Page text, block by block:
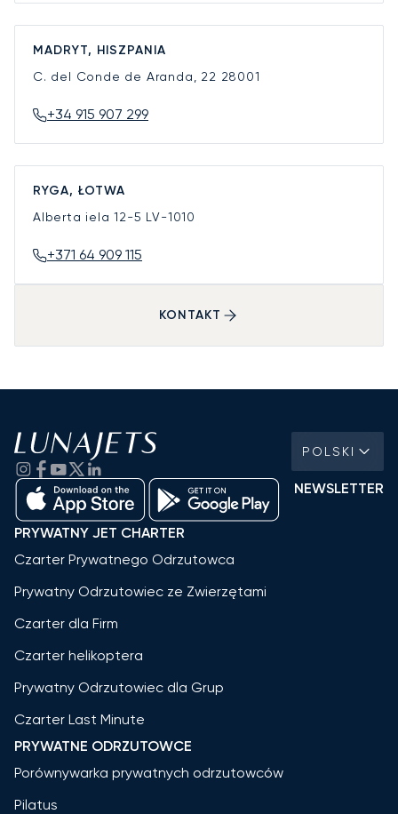
MADRYT, HISZPANIA
C. del Conde de Aranda, 22 28001
+34 915 907 299
RYGA, ŁOTWA
Alberta iela 12-5 LV-1010
+371 64 909 115
KONTAKT
POLSKI
NEWSLETTER
PRYWATNY JET CHARTER
Czarter Prywatnego Odrzutowca
Prywatny Odrzutowiec ze Zwierzętami
Czarter dla Firm
Czarter helikoptera
Prywatny Odrzutowiec dla Grup
Czarter Last Minute
PRYWATNE ODRZUTOWCE
Porównywarka prywatnych odrzutowców
Pilatus